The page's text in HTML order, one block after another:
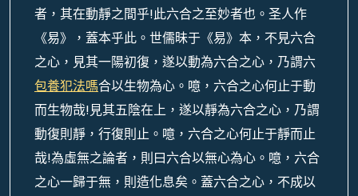
者，其在動靜之間乎!此六合之至妙者也。圣人作
《易》，蓋本乎此。世儒昧于《易》本，不見六合
之心，見其一陽初復，遂以動為六合之心，乃謂六
包養犯法嗎合以生物為心。噫，六合之心何止于動
而生物哉!見其五陰在上，遂以靜為六合之心，乃謂
動復則靜，行復則止。噫，六合之心何止于靜而止
哉!為虛無之論者，則曰六合以無心為心。噫，六合
之心一歸于無，則造化息矣。蓋六合之心，不成以